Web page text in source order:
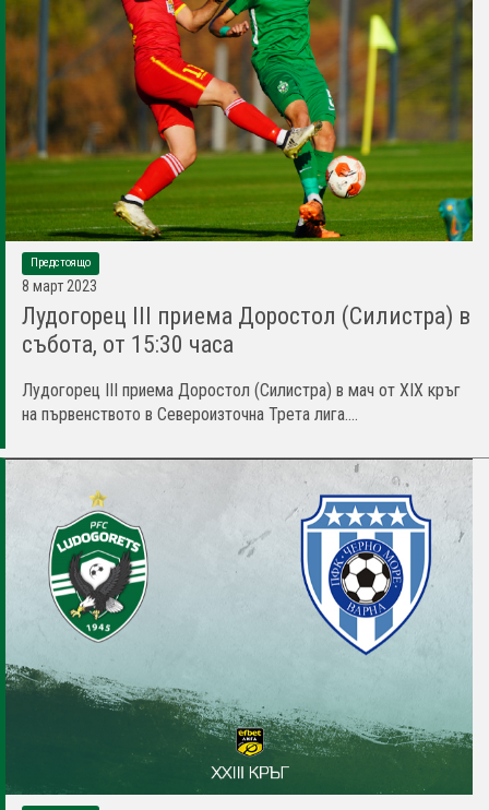
Предстоящо
8 март 2023
Лудогорец III приема Доростол (Силистра) в
събота, от 15:30 часа
Лудогорец III приема Доростол (Силистра) в мач от XIX кръг
на първенството в Североизточна Трета лига....